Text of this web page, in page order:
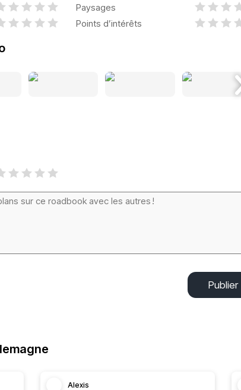
Paysages
Points d’intérêts
Publier
Alexis